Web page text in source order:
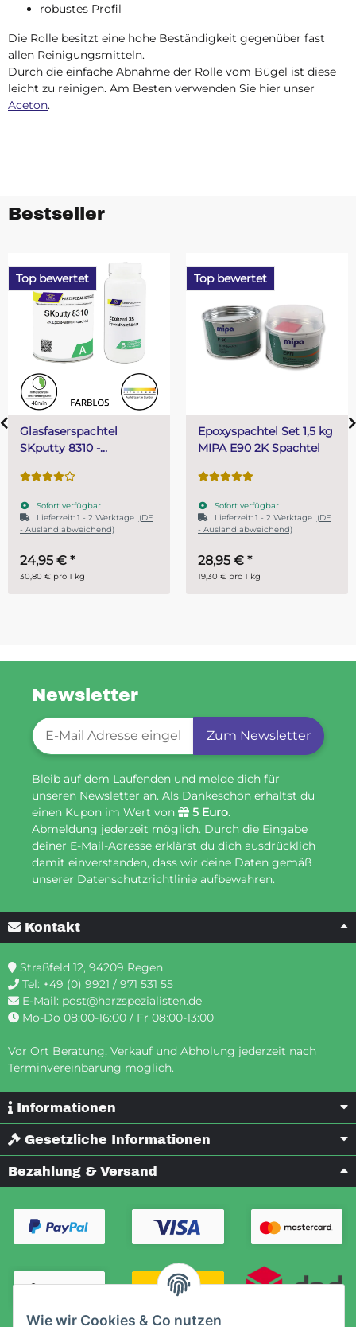
Wie wir Cookies & Co nutzen
robustes Profil
Die Rolle besitzt eine hohe Beständigkeit gegenüber fast
allen Reinigungsmitteln.
Durch die einfache Abnahme der Rolle vom Bügel ist diese
leicht zu reinigen. Am Besten verwenden Sie hier unser
Aceton.
Bestseller
Top bewertet
Glasfaserspachtel
SKputty 8310 -
Spachtel 810 g
Sofort verfügbar
Lieferzeit: 1 - 2 Werktage (DE
- Ausland abweichend)
24,95 € *
30,80 € pro 1 kg
Top bewertet
Epoxyspachtel Set 1,5 kg
MIPA E90 2K Spachtel
Sofort verfügbar
Lieferzeit: 1 - 2 Werktage (DE
- Ausland abweichend)
28,95 € *
19,30 € pro 1 kg
Newsletter
Newsletter-Registrierung
Zum Newsletter
Bleib auf dem Laufenden und melde dich für
unseren Newsletter an. Als Dankeschön erhältst du
einen Kupon im Wert von
5 Euro.
Abmeldung jederzeit möglich. Durch die Eingabe
deiner E-Mail-Adresse erklärst du dich ausdrücklich
damit einverstanden, dass wir deine Daten gemäß
unserer Datenschutzrichtlinie aufbewahren.
Kontakt
Straßfeld 12, 94209 Regen
Tel: +49 (0) 9921 / 971 531 55
E-Mail: post@harzspezialisten.de
Mo-Do 08:00-16:00 / Fr 08:00-13:00
Vor Ort Beratung, Verkauf und Abholung jederzeit nach
Terminvereinbarung möglich.
Informationen
Gesetzliche Informationen
Bezahlung & Versand